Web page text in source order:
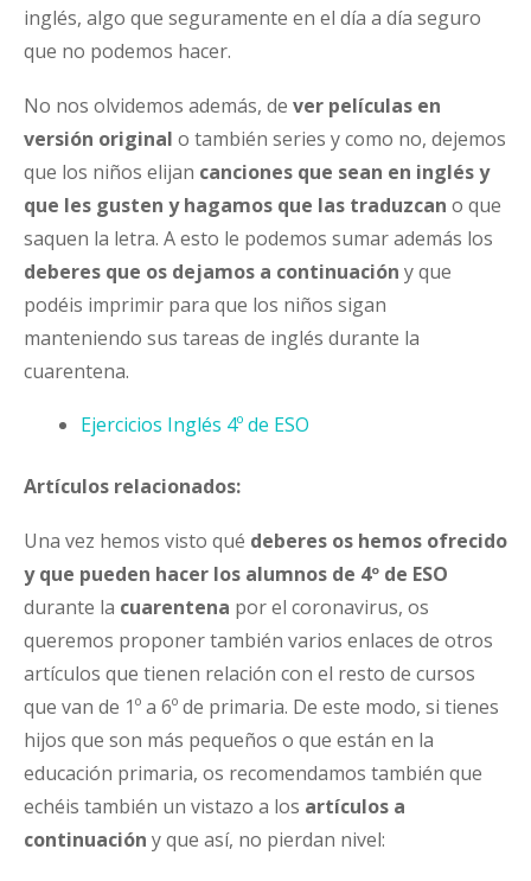
inglés, algo que seguramente en el día a día seguro
que no podemos hacer.
No nos olvidemos además, de ver películas en
versión original o también series y como no, dejemos
que los niños elijan canciones que sean en inglés y
que les gusten y hagamos que las traduzcan o que
saquen la letra. A esto le podemos sumar además los
deberes que os dejamos a continuación y que
podéis imprimir para que los niños sigan
manteniendo sus tareas de inglés durante la
cuarentena.
Ejercicios Inglés 4º de ESO
Artículos relacionados:
Una vez hemos visto qué deberes os hemos ofrecido
y que pueden hacer los alumnos de 4º de ESO
durante la cuarentena por el coronavirus, os
queremos proponer también varios enlaces de otros
artículos que tienen relación con el resto de cursos
que van de 1º a 6º de primaria. De este modo, si tienes
hijos que son más pequeños o que están en la
educación primaria, os recomendamos también que
echéis también un vistazo a los artículos a
continuación y que así, no pierdan nivel: